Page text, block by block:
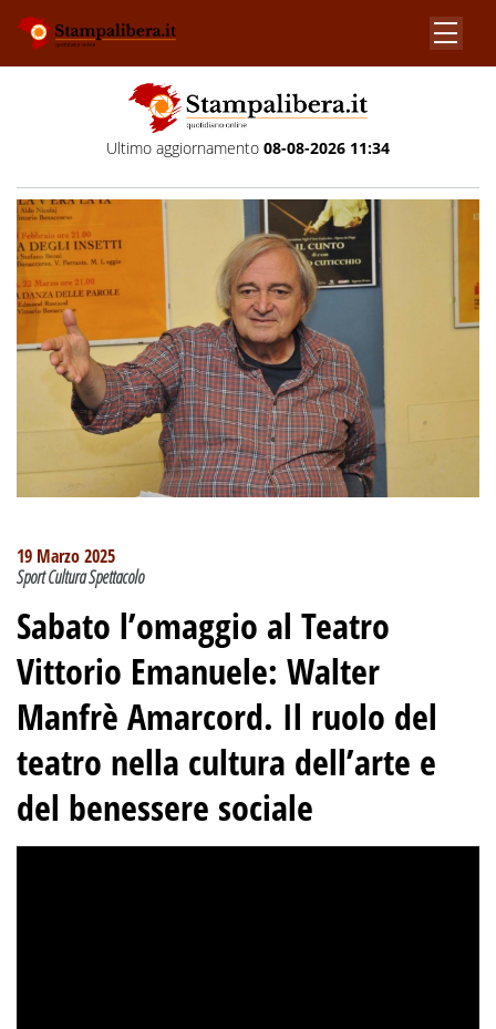
Ultimo aggiornamento 08-08-2026 11:34
19 Marzo 2025
Sport Cultura Spettacolo
Sabato l’omaggio al Teatro
Vittorio Emanuele: Walter
Manfrè Amarcord. Il ruolo del
teatro nella cultura dell’arte e
del benessere sociale